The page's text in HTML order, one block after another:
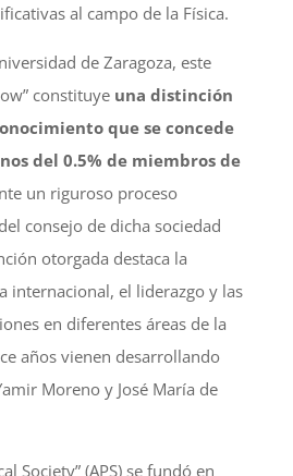
al campo de la Física.
de Zaragoza, este
constituyeuna distinción
que se concede
del 0.5% de miembros de
un riguroso proceso
consejo de dicha sociedad
otorgada destaca la
internacional, el liderazgo y las
en diferentes áreas de la
años vienen desarrollando
Moreno y José María de
Society” (APS) se fundó en